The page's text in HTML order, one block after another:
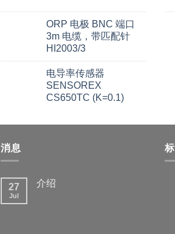
ORP 电极 BNC 端口
3m 电缆，带匹配针
HI2003/3
电导率传感器
SENSOREX
CS650TC (K=0.1)
消息
27
Jul
介绍